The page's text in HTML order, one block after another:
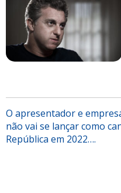
O apresentador e
não vai se lançar como
República em 2022….